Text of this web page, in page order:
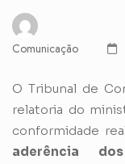
Comunicação
O Tribunal de
relatoria do
conformidade
aderência